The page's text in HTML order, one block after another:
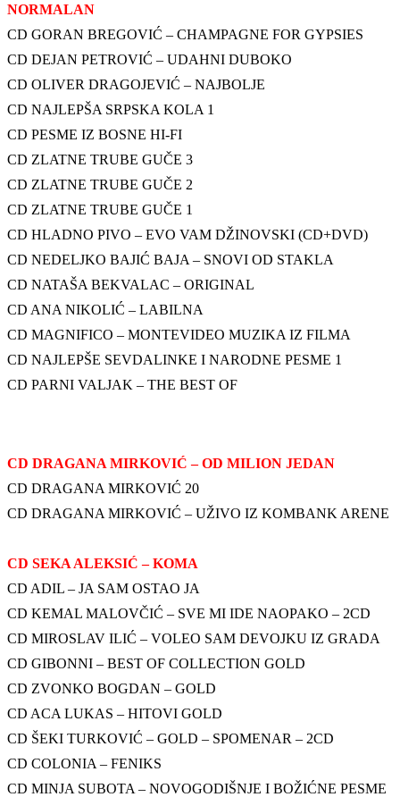
NORMALAN
CD GORAN BREGOVIĆ – CHAMPAGNE FOR GYPSIES
CD DEJAN PETROVIĆ – UDAHNI DUBOKO
CD OLIVER DRAGOJEVIĆ – NAJBOLJE
CD NAJLEPŠA SRPSKA KOLA 1
CD PESME IZ BOSNE HI-FI
CD ZLATNE TRUBE GUČE 3
CD ZLATNE TRUBE GUČE 2
CD ZLATNE TRUBE GUČE 1
CD HLADNO PIVO – EVO VAM DŽINOVSKI (CD+DVD)
CD NEDELJKO BAJIĆ BAJA – SNOVI OD STAKLA
CD NATAŠA BEKVALAC – ORIGINAL
CD ANA NIKOLIĆ – LABILNA
CD MAGNIFICO – MONTEVIDEO MUZIKA IZ FILMA
CD NAJLEPŠE SEVDALINKE I NARODNE PESME 1
CD PARNI VALJAK – THE BEST OF
CD DRAGANA MIRKOVIĆ – OD MILION JEDAN
CD DRAGANA MIRKOVIĆ 20
CD DRAGANA MIRKOVIĆ – UŽIVO IZ KOMBANK ARENE
CD SEKA ALEKSIĆ – KOMA
CD ADIL – JA SAM OSTAO JA
CD KEMAL MALOVČIĆ – SVE MI IDE NAOPAKO – 2CD
CD MIROSLAV ILIĆ – VOLEO SAM DEVOJKU IZ GRADA
CD GIBONNI – BEST OF COLLECTION GOLD
CD ZVONKO BOGDAN – GOLD
CD ACA LUKAS – HITOVI GOLD
CD ŠEKI TURKOVIĆ – GOLD – SPOMENAR – 2CD
CD COLONIA – FENIKS
CD MINJA SUBOTA – NOVOGODIŠNJE I BOŽIĆNE PESME